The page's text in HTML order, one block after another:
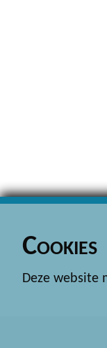
Cookies
Deze website